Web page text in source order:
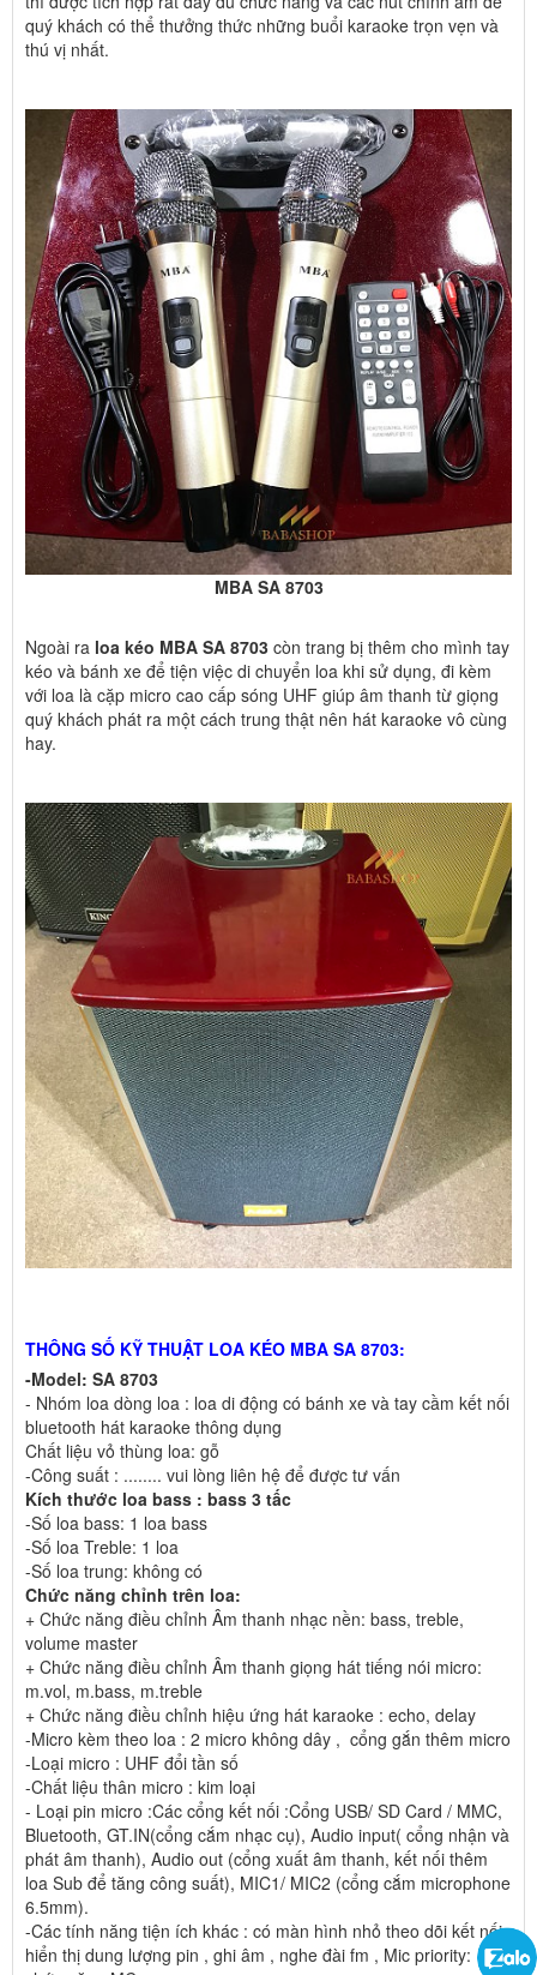
quý khách có thể thưởng thức những buổi karaoke trọn vẹn và
thú vị nhất.
MBA SA 8703
Ngoài ra loa kéo MBA SA 8703 còn trang bị thêm cho mình tay
kéo và bánh xe để tiện việc di chuyển loa khi sử dụng, đi kèm
với loa là cặp micro cao cấp sóng UHF giúp âm thanh từ giọng
quý khách phát ra một cách trung thật nên hát karaoke vô cùng
hay.
THÔNG SỐ KỸ THUẬT LOA KÉO MBA SA 8703:
-Model: SA 8703
- Nhóm loa dòng loa : loa di động có bánh xe và tay cầm kết nối
bluetooth hát karaoke thông dụng
Chất liệu vỏ thùng loa: gỗ
-Công suất : ........ vui lòng liên hệ để được tư vấn
Kích thước loa bass : bass 3 tấc
-Số loa bass: 1 loa bass
-Số loa Treble: 1 loa
-Số loa trung: không có
Chức năng chỉnh trên loa:
+ Chức năng điều chỉnh Âm thanh nhạc nền: bass, treble,
volume master
+ Chức năng điều chỉnh Âm thanh giọng hát tiếng nói micro:
m.vol, m.bass, m.treble
+ Chức năng điều chỉnh hiệu ứng hát karaoke : echo, delay
-Micro kèm theo loa : 2 micro không dây , cổng gắn thêm micro
-Loại micro : UHF đổi tần số
-Chất liệu thân micro : kim loại
- Loại pin micro :Các cổng kết nối :Cổng USB/ SD Card / MMC,
Bluetooth, GT.IN(cổng cắm nhạc cụ), Audio input( cổng nhận và
phát âm thanh), Audio out (cổng xuất âm thanh, kết nối thêm
loa Sub để tăng công suất), MIC1/ MIC2 (cổng cắm microphone
6.5mm).
-Các tính năng tiện ích khác : có màn hình nhỏ theo dõi kết nối ,
hiển thị dung lượng pin , ghi âm , nghe đài fm , Mic priority: